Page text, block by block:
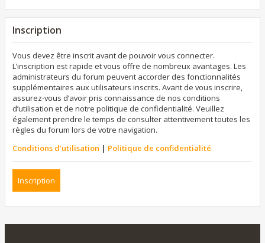
Inscription
Vous devez être inscrit avant de pouvoir vous connecter.
L’inscription est rapide et vous offre de nombreux avantages. Les
administrateurs du forum peuvent accorder des fonctionnalités
supplémentaires aux utilisateurs inscrits. Avant de vous inscrire,
assurez-vous d’avoir pris connaissance de nos conditions
d’utilisation et de notre politique de confidentialité. Veuillez
également prendre le temps de consulter attentivement toutes les
règles du forum lors de votre navigation.
Conditions d’utilisation | Politique de confidentialité
Inscription